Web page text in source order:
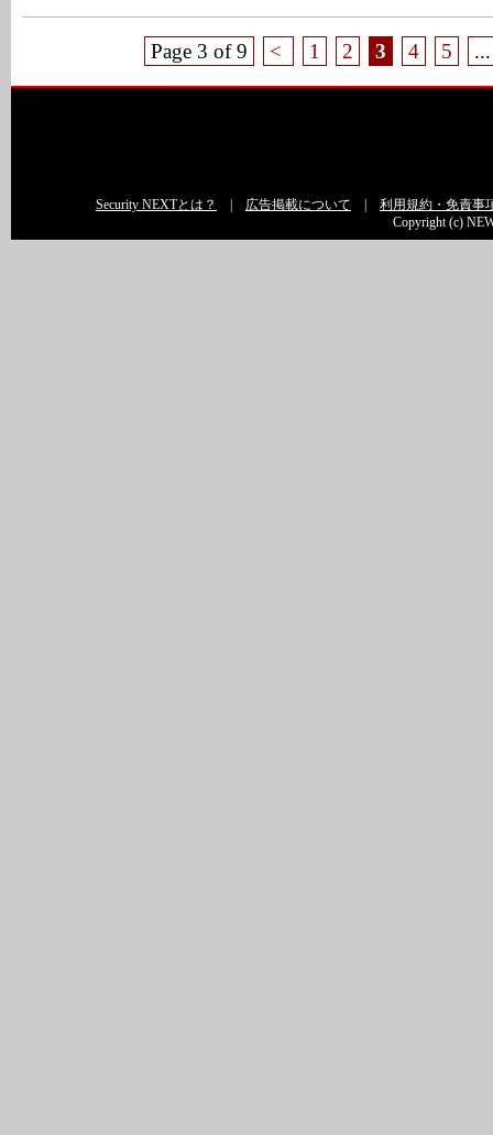
Page 3 of 9 < 1 2 3 4 5 ...
Security NEXTとは？ 広告掲載について
利用規約・免責事
Copyright (c)